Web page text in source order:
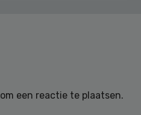
om een reactie te plaatsen.